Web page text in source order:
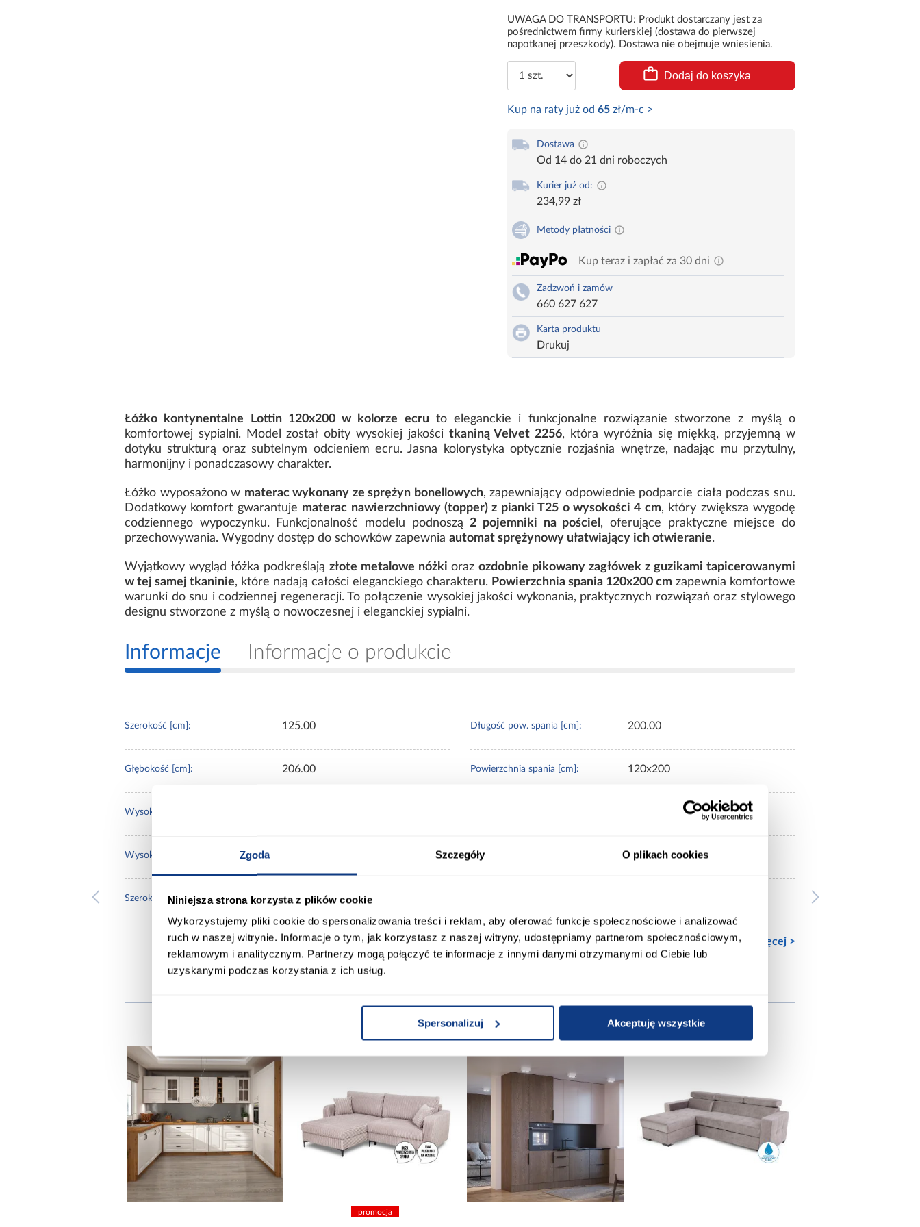
Zgoda Szczegóły O plikach cookies
Niniejsza strona korzysta z plików cookie
Wykorzystujemy pliki cookie do spersonalizowania treści i reklam, aby oferować funkcje społecznościowe i analizować
ruch w naszej witrynie. Informacje o tym, jak korzystasz z naszej witryny, udostępniamy partnerom społecznościowym,
reklamowym i analitycznym. Partnerzy mogą połączyć te informacje z innymi danymi otrzymanymi od Ciebie lub
uzyskanymi podczas korzystania z ich usług.
Spersonalizuj Akceptuję wszystkie
UWAGA DO TRANSPORTU: Produkt dostarczany jest za
pośrednictwem firmy kurierskiej (dostawa do pierwszej
napotkanej przeszkody). Dostawa nie obejmuje wniesienia.
Dodaj do koszyka
Kup na raty już od 65zł/m-c >
Dostawa
Od 14 do 21 dni roboczych
Kurier już od:
234,99 zł
Metody płatności
Kup teraz i zapłać za 30 dni
Zadzwoń i zamów
660 627 627
Karta produktu
Drukuj
Łóżko kontynentalne Lottin 120x200 w kolorze ecru to eleganckie i funkcjonalne rozwiązanie stworzone z myślą o
komfortowej sypialni. Model został obity wysokiej jakości tkaniną Velvet 2256, która wyróżnia się miękką, przyjemną w
dotyku strukturą oraz subtelnym odcieniem ecru. Jasna kolorystyka optycznie rozjaśnia wnętrze, nadając mu przytulny,
harmonijny i ponadczasowy charakter.
Łóżko wyposażono w materac wykonany ze sprężyn bonellowych, zapewniający odpowiednie podparcie ciała podczas snu.
Dodatkowy komfort gwarantuje materac nawierzchniowy (topper) z pianki T25 o wysokości 4 cm, który zwiększa wygodę
codziennego wypoczynku. Funkcjonalność modelu podnoszą2 pojemniki na pościel , oferujące praktyczne miejsce do
przechowywania. Wygodny dostęp do schowków zapewnia automat sprężynowy ułatwiający ich otwieranie.
Wyjątkowy wygląd łóżka podkreślają złote metalowe nóżki orazozdobnie pikowany zagłówek z guzikami tapicerowanymi
w tej samej tkaninie, które nadają całości eleganckiego charakteru. Powierzchnia spania 120x200 cm zapewnia komfortowe
warunki do snu i codziennej regeneracji. To połączenie wysokiej jakości wykonania, praktycznych rozwiązań oraz stylowego
designu stworzone z myślą o nowoczesnej i eleganckiej sypialni.
Informacje Informacje o produkcie
Szerokość [cm]: 125.00
Głębokość [cm]: 206.00
Wysokość [cm]:
Wysokość do siedziska [cm]:
Szerokość pow. spania [cm]: 120.00
Długość pow. spania [cm]: 200.00
Powierzchnia spania [cm]: 120x200
Z materacem
Rozmiar materaca [cm]: 120x200
Zobacz więcej >
Inni Klienci sprawdzali również